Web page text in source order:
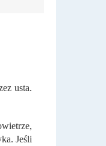
usta.
Jeśli